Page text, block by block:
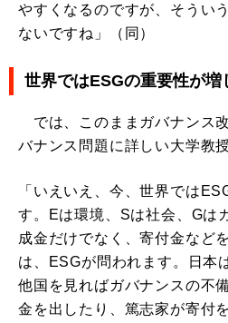
やすくなるのですが、そうい
ないですね」（同）
世界ではESGの重要性が増
では、このままガバナンス
バナンス問題に詳しい大学教
「いえいえ、今、世界では
す。Eは環境、Sは社会、Gは
成金だけでなく、寄付金など
は、ESGが問われます。日本
他国を見ればガバナンスの不
金を出したり、篤志家が寄付